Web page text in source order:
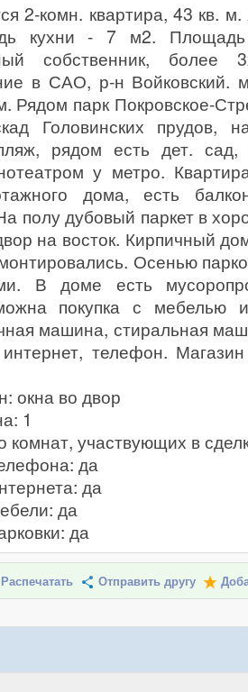
2-комн. квартира, 43 кв.
кухни - 7 м2.
собственник,
в САО, р-н Войковский.
Рядом парк Покровское-
Головинских прудов,
рядом есть дет. сад,
у метро.
дома, есть
полу дубовый паркет в
на восток. Кирпичный
Осенью
В доме есть
покупка с мебелью
машина, стиральная
телефон.
окна во двор
1
комнат, участвующих в
да
да
да
да
Распечатать Отправить другу